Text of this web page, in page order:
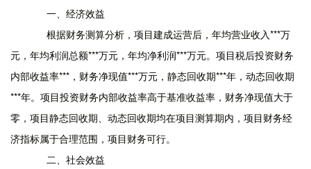
一、经济效益
根据财务测算分析，项目建成运营后，年均营业收入***万
元，年均利润总额***万元，年均净利润***万元。项目税后投资财务
内部收益率***，财务净现值***万元，静态回收期***年，动态回收期
***年。项目投资财务内部收益率高于基准收益率，财务净现值大于
零，项目静态回收期、动态回收期均在项目测算期内，项目财务经
济指标属于合理范围，项目财务可行。
二、社会效益